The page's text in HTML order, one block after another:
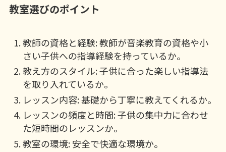
教室選びのポイント
教師の資格と経験: 教師が音楽教育の資格や小
さい子供への指導経験を持っているか。
教え方のスタイル: 子供に合った楽しい指導法
を取り入れているか。
レッスン内容: 基礎から丁寧に教えてくれるか。
レッスンの頻度と時間: 子供の集中力に合わせ
た短時間のレッスンか。
教室の環境: 安全で快適な環境か。